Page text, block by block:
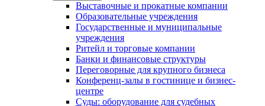
Выставочные и прокатные компании
Образовательные учреждения
Государственные и муниципальные
учреждения
Ритейл и торговые компании
Банки и финансовые структуры
Переговорные для крупного бизнеса
Конференц-залы в гостинице и бизнес-
центре
Суды: оборудование для судебных